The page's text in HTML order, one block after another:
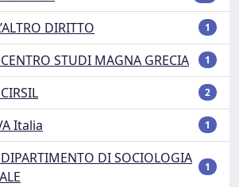
DIRITTO 1
STUDI MAGNA GRECIA 1
2
Italia 1
DI SOCIOLOGIA
1